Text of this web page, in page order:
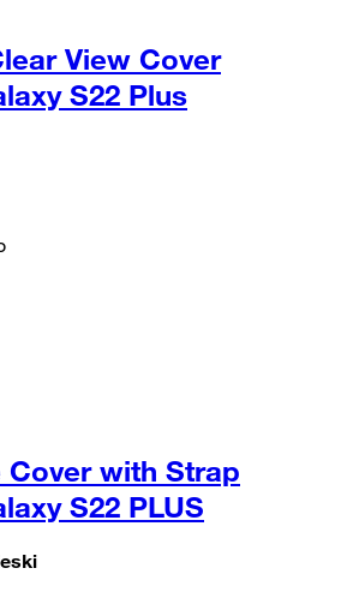
View Cover
S22 Plus
Cover with Strap
S22 PLUS